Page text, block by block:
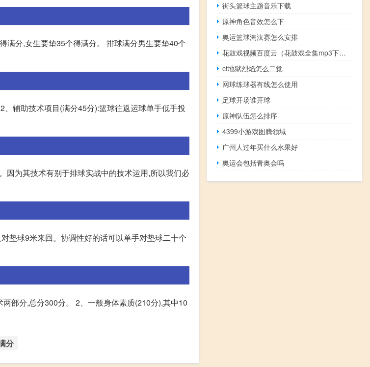
满分,女生要垫35个得满分。 排球满分男生要垫40个
辅助技术项目(满分45分):篮球往返运球单手低手投
因为其技术有别于排球实战中的技术运用,所以我们必
垫球9米来回。协调性好的话可以单手对垫球二十个
部分,总分300分。 2、一般身体素质(210分),其中10
分
街头篮球主题音乐下载
原神角色音效怎么下
奥运篮球淘汰赛怎么安排
花鼓戏视频百度云（花鼓戏全集mp3下载）
cf地狱烈焰怎么二觉
网球练球器有线怎么使用
足球开场谁开球
原神队伍怎么排序
4399小游戏图腾领域
广州人过年买什么水果好
奥运会包括青奥会吗